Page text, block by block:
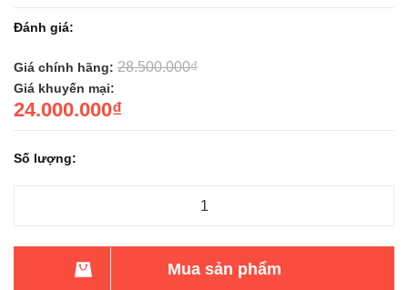
Đánh giá:
Giá chính hãng: 28.500.000₫
Giá khuyến mại:
24.000.000₫
Số lượng:
Mua sản phẩm